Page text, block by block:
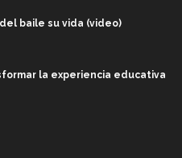
baile su vida (video)
la experiencia educativa